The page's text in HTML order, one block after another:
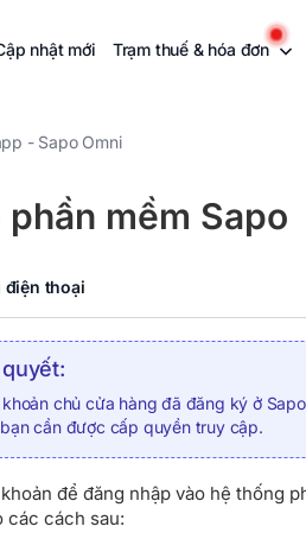
nhật mới Trạm thuế & hóa đơn
- Sapo Omni
mềm Sapo
điện thoại
chủ cửa hàng đã đăng ký ở
cần được cấp quyền truy cập.
để đăng nhập vào hệ thống
các cách sau: